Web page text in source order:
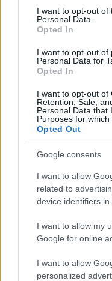
consent section.
I want to opt-out of
Personal Data.
Opted In
I want to opt-out of
Personal Data for
Opted In
I want to opt-out of
Retention, Sale,
Personal Data that
Purposes for which
Opted Out
Google consents
I want to allow
related to
device identifiers in
I want to allow my
Google for online
I want to allow
personalized